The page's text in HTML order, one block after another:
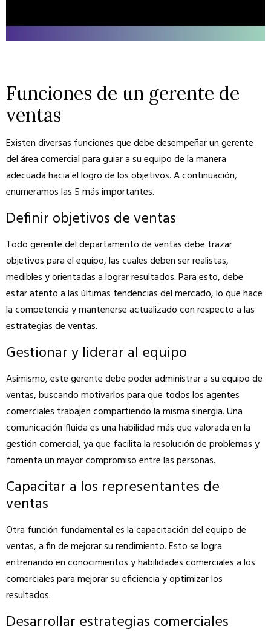
Funciones de un gerente de
ventas
Existen diversas funciones que debe desempeñar un gerente
del área comercial para guiar a su equipo de la manera
adecuada hacia el logro de los objetivos. A continuación,
enumeramos las 5 más importantes.
Definir objetivos de ventas
Todo gerente del departamento de ventas debe trazar
objetivos para el equipo, las cuales deben ser realistas,
medibles y orientadas a lograr resultados. Para esto, debe
estar atento a las últimas tendencias del mercado, lo que hace
la competencia y mantenerse actualizado con respecto a las
estrategias de ventas.
Gestionar y liderar al equipo
Asimismo, este gerente debe poder administrar a su equipo de
ventas, buscando motivarlos para que todos los agentes
comerciales trabajen compartiendo la misma sinergia. Una
comunicación fluida es una habilidad más que valorada en la
gestión comercial, ya que facilita la resolución de problemas y
fomenta un mayor compromiso entre las personas.
Capacitar a los representantes de
ventas
Otra función fundamental es la capacitación del equipo de
ventas, a fin de mejorar su rendimiento. Esto se logra
entrenando en conocimientos y habilidades comerciales a los
comerciales para mejorar su eficiencia y optimizar los
resultados.
Desarrollar estrategias comerciales